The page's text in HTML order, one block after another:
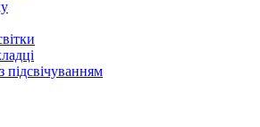
підсвічуванням